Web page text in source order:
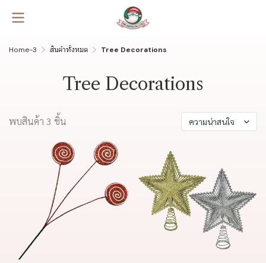
Home-3 สินค้าทั้งหมด Tree Decorations
Tree Decorations
พบสินค้า 3 ชิ้น ความน่าสนใจ